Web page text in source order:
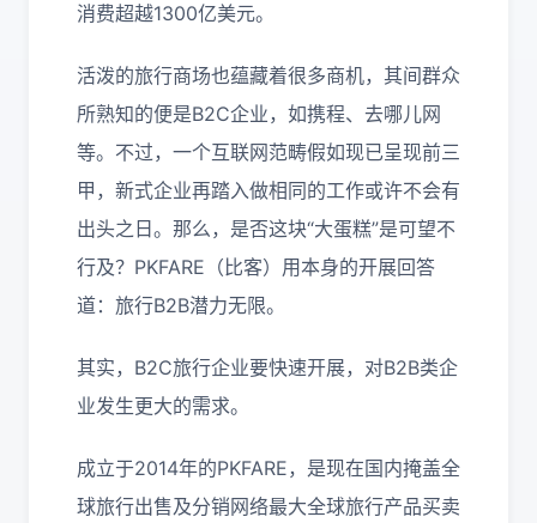
消费超越1300亿美元。
活泼的旅行商场也蕴藏着很多商机，其间群众
所熟知的便是B2C企业，如携程、去哪儿网
等。不过，一个互联网范畴假如现已呈现前三
甲，新式企业再踏入做相同的工作或许不会有
出头之日。那么，是否这块“大蛋糕”是可望不
行及？PKFARE（比客）用本身的开展回答
道：旅行B2B潜力无限。
其实，B2C旅行企业要快速开展，对B2B类企
业发生更大的需求。
成立于2014年的PKFARE，是现在国内掩盖全
球旅行出售及分销网络最大全球旅行产品买卖